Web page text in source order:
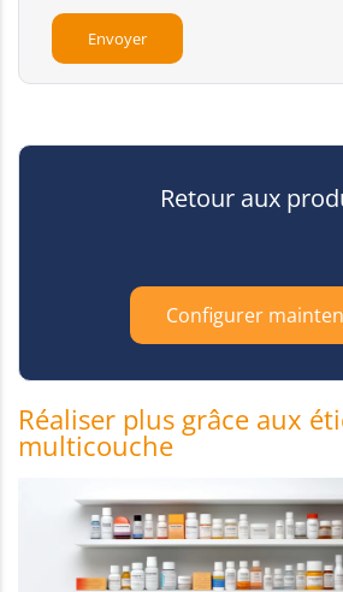
Retour aux
Configurer
Réaliser plus grâce aux
multicouche